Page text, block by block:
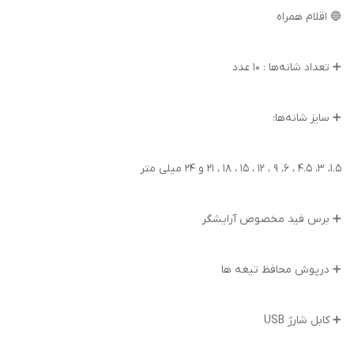
🔵 اقلام همراه
➕ تعداد شانه‌ها : 10 عدد
➕ سایز شانه‌ها:
1.5، 3، 4.5 ، 6، 9 ، 12 ، 15 ، 18 ، 21 و 24 میلی متر
➕ برس فید مخصوص آرایشگر
➕ درپوش محافظ تیغه ها
➕ کابل شارژ USB